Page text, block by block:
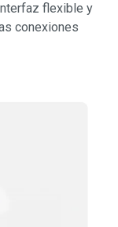
flexible y
conexiones